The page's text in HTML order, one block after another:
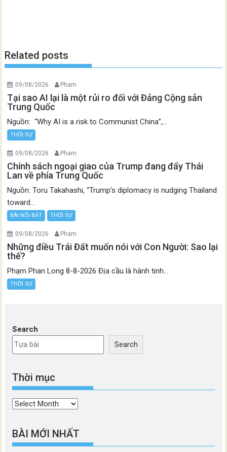
Related posts
09/08/2026 Pham
Tại sao AI lại là một rủi ro đối với Đảng Cộng sản
Trung Quốc
Nguồn: “Why AI is a risk to Communist China”,...
THỜI SỰ
09/08/2026 Pham
Chính sách ngoại giao của Trump đang đẩy Thái
Lan về phía Trung Quốc
Nguồn: Toru Takahashi, “Trump’s diplomacy is nudging Thailand
toward...
BÀI NỔI BẬT THỜI SỰ
09/08/2026 Pham
Những điều Trái Đất muốn nói với Con Người: Sao lại
thế?
Phạm Phan Long 8-8-2026 Địa cầu là hành tinh...
THỜI SỰ
Search
Search
Thời mục
Thời
BÀI MỚI NHẤT